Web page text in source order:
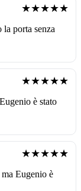
★★★★★
porta senza
★★★★★
è stato
★★★★★
Eugenio è